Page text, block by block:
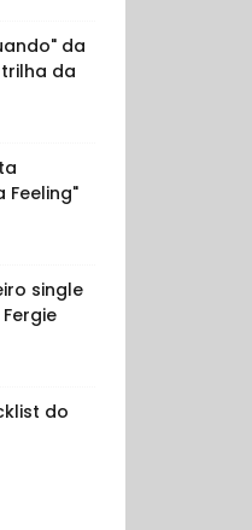
da
trilha da
Feeling"
single
do